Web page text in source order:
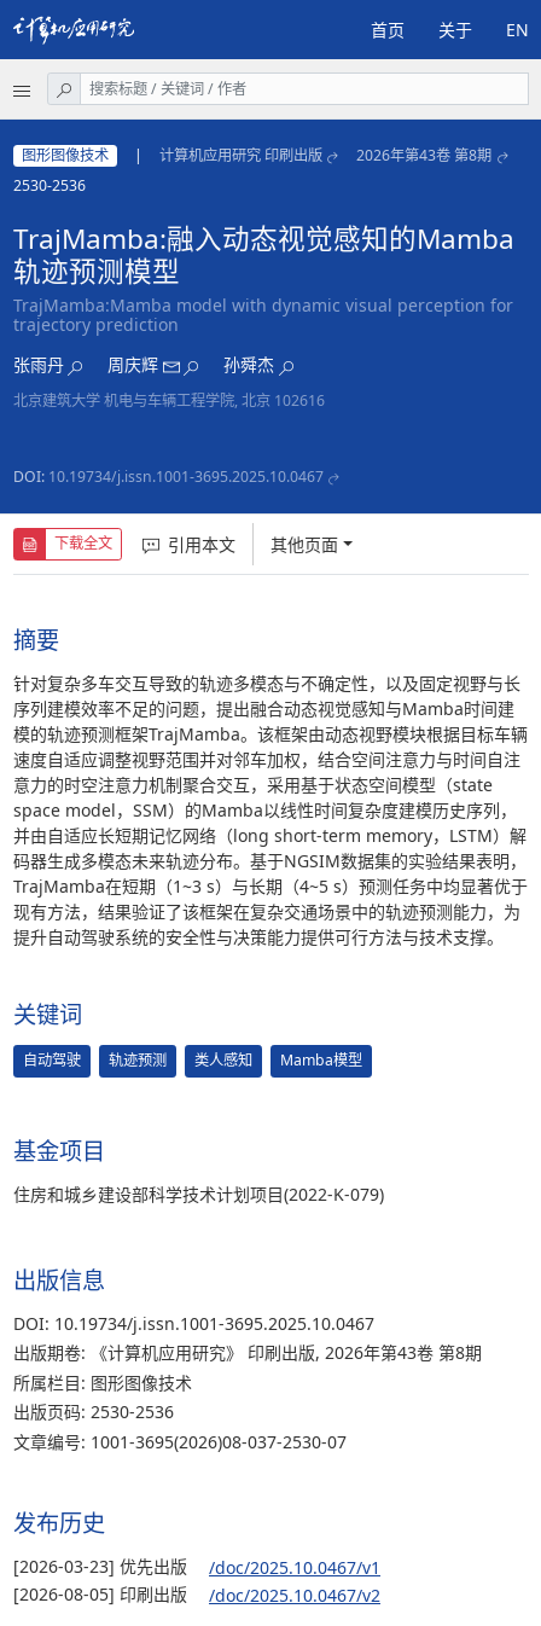
首页 关于 EN
图形图像技术 | 计算机应用研究 印刷出版
2026年第43卷 第8期
2530-2536
TrajMamba:融入动态视觉感知的Mamba
轨迹预测模型
TrajMamba:Mamba model with dynamic visual perception for
trajectory prediction
张雨丹
周庆辉 孙舜杰
北京建筑大学 机电与车辆工程学院, 北京 102616
DOI: 10.19734/j.issn.1001-3695.2025.10.0467
下载全文 引用本文 其他页面
摘要
针对复杂多车交互导致的轨迹多模态与不确定性，以及固定视野与长
序列建模效率不足的问题，提出融合动态视觉感知与Mamba时间建
模的轨迹预测框架TrajMamba。该框架由动态视野模块根据目标车辆
速度自适应调整视野范围并对邻车加权，结合空间注意力与时间自注
意力的时空注意力机制聚合交互，采用基于状态空间模型（state
space model，SSM）的Mamba以线性时间复杂度建模历史序列，
并由自适应长短期记忆网络（long short-term memory，LSTM）解
码器生成多模态未来轨迹分布。基于NGSIM数据集的实验结果表明，
TrajMamba在短期（1~3 s）与长期（4~5 s）预测任务中均显著优于
现有方法，结果验证了该框架在复杂交通场景中的轨迹预测能力，为
提升自动驾驶系统的安全性与决策能力提供可行方法与技术支撑。
关键词
自动驾驶 轨迹预测 类人感知 Mamba模型
基金项目
住房和城乡建设部科学技术计划项目(2022-K-079)
出版信息
DOI: 10.19734/j.issn.1001-3695.2025.10.0467
出版期卷: 《计算机应用研究》 印刷出版, 2026年第43卷 第8期
所属栏目: 图形图像技术
出版页码: 2530-2536
文章编号: 1001-3695(2026)08-037-2530-07
发布历史
[2026-03-23] 优先出版
/doc/2025.10.0467/v1
[2026-08-05] 印刷出版
/doc/2025.10.0467/v2